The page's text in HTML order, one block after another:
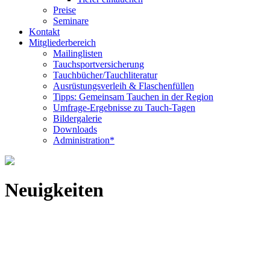
Preise
Seminare
Kontakt
Mitgliederbereich
Mailinglisten
Tauchsportversicherung
Tauchbücher/Tauchliteratur
Ausrüstungsverleih & Flaschenfüllen
Tipps: Gemeinsam Tauchen in der Region
Umfrage-Ergebnisse zu Tauch-Tagen
Bildergalerie
Downloads
Administration*
Neuigkeiten